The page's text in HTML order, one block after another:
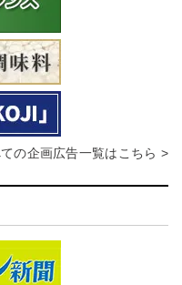
の企画広告一覧はこちら >